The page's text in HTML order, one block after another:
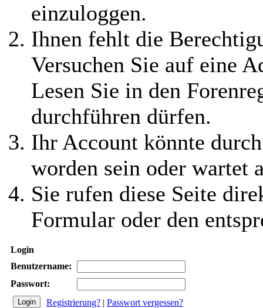
einzuloggen.
Ihnen fehlt die
Versuchen Sie auf eine
Lesen Sie in den
durchführen dürfen.
Ihr Account könnte
worden sein oder wartet
Sie rufen diese Seite
Formular oder den
Login
Benutzername:
Passwort:
Registrierung? | Passwort vergessen?